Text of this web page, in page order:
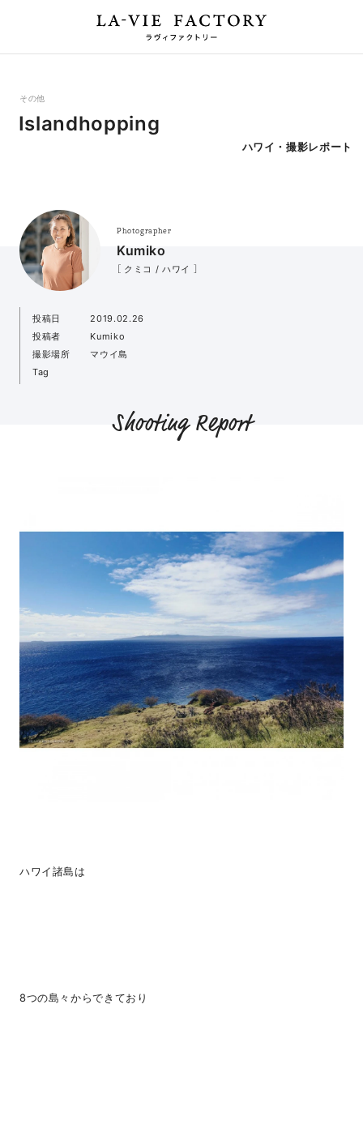
その他
Islandhopping
ハワイ・撮影レポート
Photographer
Kumiko
［ クミコ / ハワイ ］
投稿日
2019.02.26
投稿者
Kumiko
撮影場所
マウイ島
Tag
Shooting Report
ハワイ諸島は
8つの島々からできており